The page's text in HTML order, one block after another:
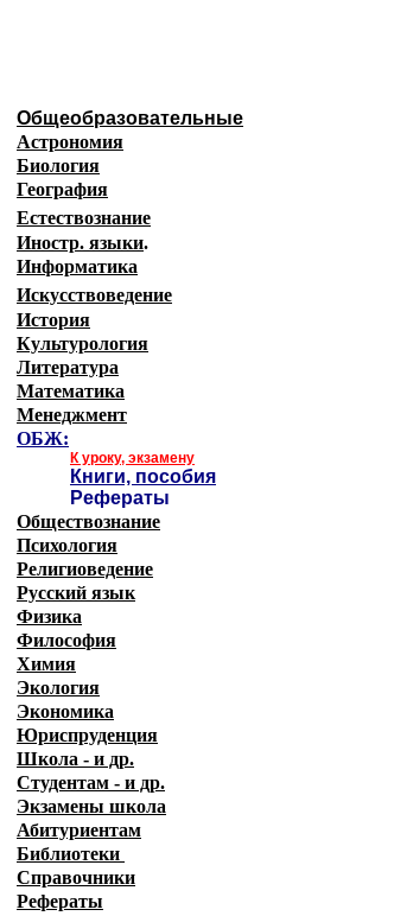
Общеобразовательные
Астрономия
Биология
География
Естествознание
Иностр. языки.
Информатика
Искусствоведение
История
Культурология
Литература
Математика
Менеджмент
ОБЖ:
К уроку, экзамену
Книги, пособия
Рефераты
Обществознание
Психология
Религиоведение
Русский язык
Физика
Философия
Химия
Экология
Экономика
Юриспруденция
Школа - и др.
Студентам - и др.
Экзамены школа
Абитуриентам
Библиотеки
Справочники
Рефераты